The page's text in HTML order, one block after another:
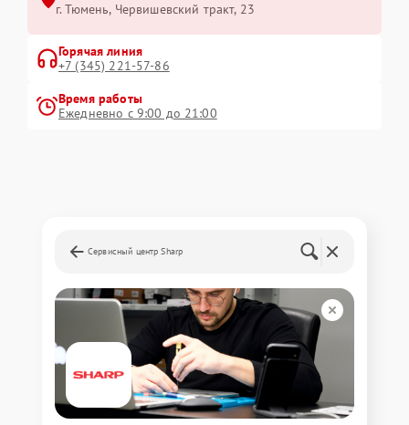
г. Тюмень, ​Червишевский тракт, 23
Горячая линия
+7 (345) 221-57-86
Время работы
Ежедневно с 9:00 до 21:00
Сервисный центр Sharp